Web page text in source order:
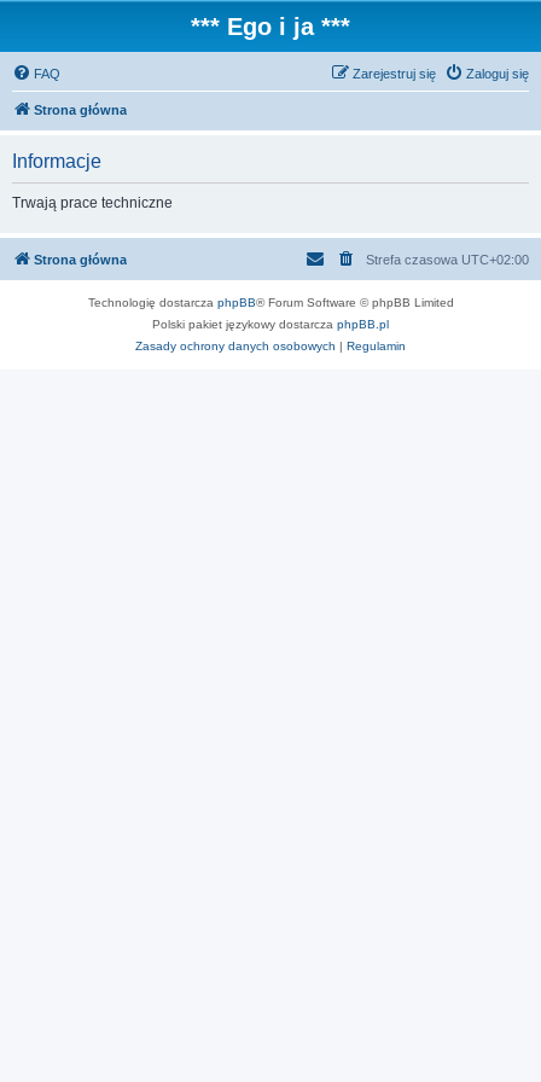
*** Ego i ja ***
FAQ Zaloguj się
Zarejestruj się
Strona główna
Informacje
Trwają prace techniczne
Strona główna Strefa czasowa UTC+02:00
Technologię dostarcza phpBB® Forum Software © phpBB Limited
Polski pakiet językowy dostarcza phpBB.pl
Zasady ochrony danych osobowych | Regulamin